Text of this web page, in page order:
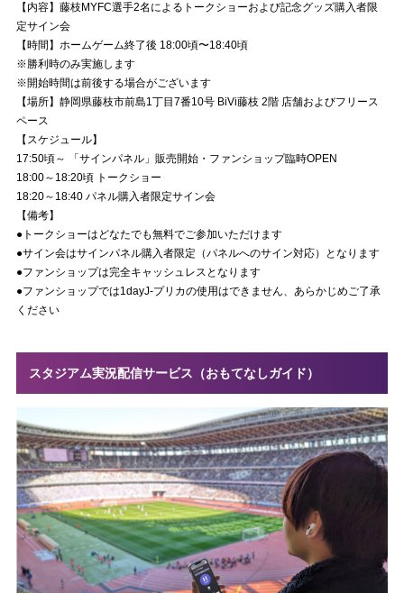
【内容】藤枝MYFC選手2名によるトークショーおよび記念グッズ購入者限
定サイン会
【時間】ホームゲーム終了後 18:00頃〜18:40頃
※勝利時のみ実施します
※開始時間は前後する場合がございます
【場所】静岡県藤枝市前島1丁目7番10号 BiVi藤枝 2階 店舗およびフリース
ペース
【スケジュール】
17:50頃～ 「サインパネル」販売開始・ファンショップ臨時OPEN
18:00～18:20頃 トークショー
18:20～18:40 パネル購入者限定サイン会
【備考】
●トークショーはどなたでも無料でご参加いただけます
●サイン会はサインパネル購入者限定（パネルへのサイン対応）となります
●ファンショップは完全キャッシュレスとなります
●ファンショップでは1dayJ-プリカの使用はできません、あらかじめご了承
ください
スタジアム実況配信サービス（おもてなしガイド）